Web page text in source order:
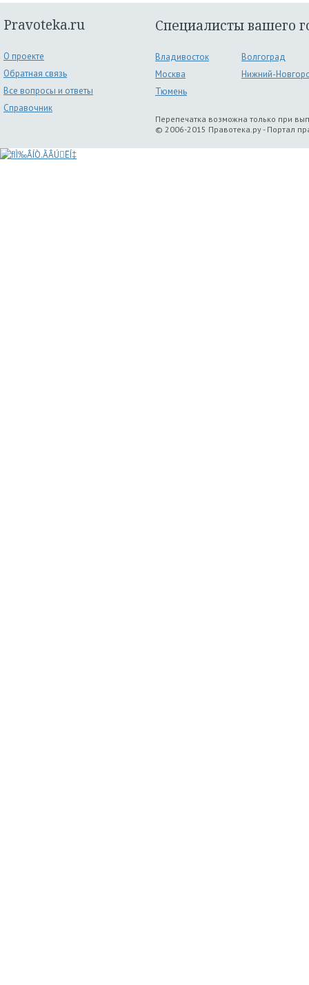
Pravoteka.ru
О проекте
Обратная связь
Все вопросы и ответы
Справочник
Специалисты вашего
Владивосток
Волгоград
Москва
Нижний-
Тюмень
Перепечатка возможна только при
© 2006-2015 Правотека.ру - Портал